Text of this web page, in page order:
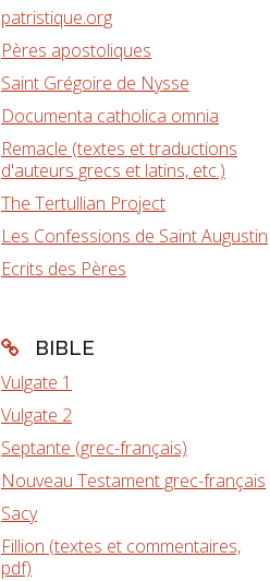
patristique.org
Pères apostoliques
Saint Grégoire de Nysse
Documenta catholica omnia
Remacle (textes et traductions
d'auteurs grecs et latins, etc.)
The Tertullian Project
Les Confessions de Saint Augustin
Ecrits des Pères
BIBLE
Vulgate 1
Vulgate 2
Septante (grec-français)
Nouveau Testament grec-français
Sacy
Fillion (textes et commentaires,
pdf)